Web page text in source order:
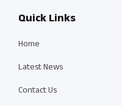
Quick Links
Home
Latest News
Contact Us